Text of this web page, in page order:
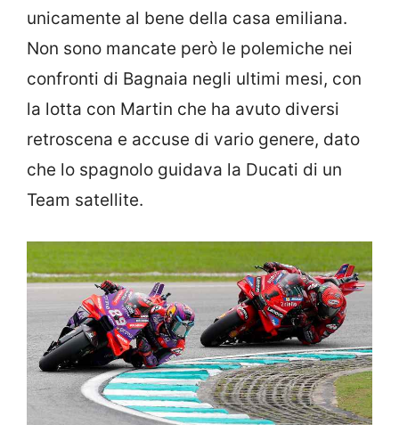
unicamente al bene della casa emiliana.
Non sono mancate però le polemiche nei
confronti di Bagnaia negli ultimi mesi, con
la lotta con Martin che ha avuto diversi
retroscena e accuse di vario genere, dato
che lo spagnolo guidava la Ducati di un
Team satellite.